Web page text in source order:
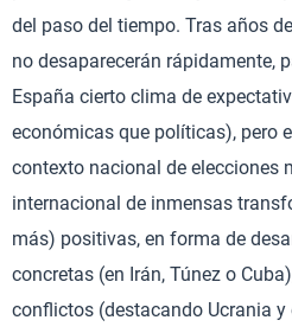
del paso del tiempo. Tras años
no desaparecerán rápidamente,
España cierto clima de
económicas que políticas), pero
contexto nacional de elecciones
internacional de inmensas
más) positivas, en forma de
concretas (en Irán, Túnez o
conflictos (destacando Ucrania y